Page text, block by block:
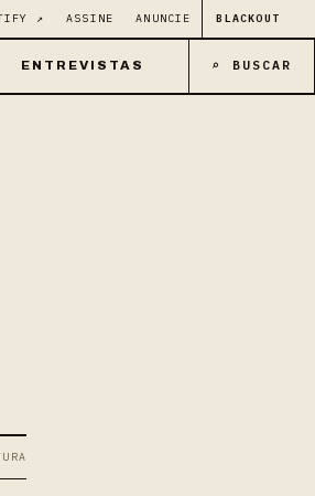
↗ ASSINE ANUNCIE BLACKOUT
ENTREVISTAS ⌕ BUSCAR